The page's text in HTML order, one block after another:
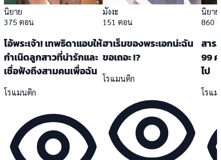
นิยาย
375 ตอน
โอ้พระเจ้า! เทพธิดาแอบให้
กำเนิดลูกสาวที่น่ารักและ
เชื่อฟังถึงสามคนเพื่อฉัน
โรแมนติก
มังงะ
151 ตอน
ฮาเร็มของพระเอกน่ะฉัน
ขอเถอะ !?
โรแมนติก
นิยาย
860
สาร
99
ไป
โรแ